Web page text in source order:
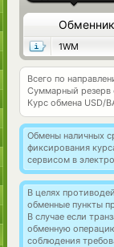
Обменник
1WM
Всего по
Суммарный резерв
Курс обмена USD/
Обмены наличных
фиксирования
сервисом в
В целях
обменные пункты
В случае если
обменную
соблюдения